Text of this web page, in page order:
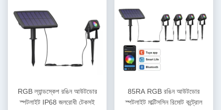
RGB ল্যান্ডস্কেপ রঙিন আউটডোর
স্পটলাইট IP68 জলরোধী টেকসই
85RA RGB রঙিন আউটডোর
স্পটলাইট মাল্টিসসিন রিমোট কন্ট্রোল